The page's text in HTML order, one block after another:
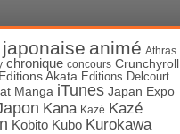
animé Athras
chronique concours Crunchyroll
Editions Akata Editions Delcourt
Manga iTunes Japan Expo
Kana Kazé Kazé
Kobito Kubo Kurokawa